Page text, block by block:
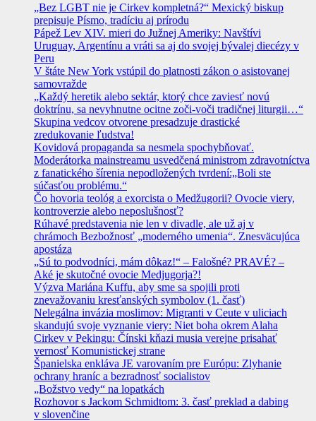
„Bez LGBT nie je Cirkev kompletná?“ Mexický biskup
prepisuje Písmo, tradíciu aj prírodu
Pápež Lev XIV. mieri do Južnej Ameriky: Navštívi
Uruguay, Argentínu a vráti sa aj do svojej bývalej diecézy v
Peru
V štáte New York vstúpil do platnosti zákon o asistovanej
samovražde
„Každý heretik alebo sektár, ktorý chce zaviesť novú
doktrínu, sa nevyhnutne ocitne zoči-voči tradičnej liturgii…“
Skupina vedcov otvorene presadzuje drastické
zredukovanie ľudstva!
Kovidová propaganda sa nesmela spochybňovať.
Moderátorka mainstreamu usvedčená ministrom zdravotníctva
z fanatického šírenia nepodložených tvrdení:„Boli ste
súčasťou problému.“
Čo hovoria teológ a exorcista o Medžugorii? Ovocie viery,
kontroverzie alebo neposlušnosť?
Rúhavé predstavenia nie len v divadle, ale už aj v
chrámoch Bezbožnosť „moderného umenia“. Znesväcujúca
apostáza
„Sú to podvodníci, mám dôkaz!“ – Falošné? PRAVÉ? –
Aké je skutočné ovocie Medjugorja?!
Výzva Mariána Kuffu, aby sme sa spojili proti
znevažovaniu kresťanských symbolov (1. časť)
Nelegálna invázia moslimov: Migranti v Ceute v uliciach
skandujú svoje vyznanie viery: Niet boha okrem Alaha
Cirkev v Pekingu: Čínski kňazi musia verejne prisahať
vernosť Komunistickej strane
Španielska enkláva JE varovaním pre Európu: Zlyhanie
ochrany hraníc a bezradnosť socialistov
„Božstvo vedy“ na lopatkách
Rozhovor s Jackom Schmidtom: 3. časť preklad a dabing
v slovenčine